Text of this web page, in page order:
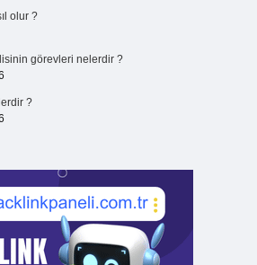
olur ?
görevleri nelerdir ?
?